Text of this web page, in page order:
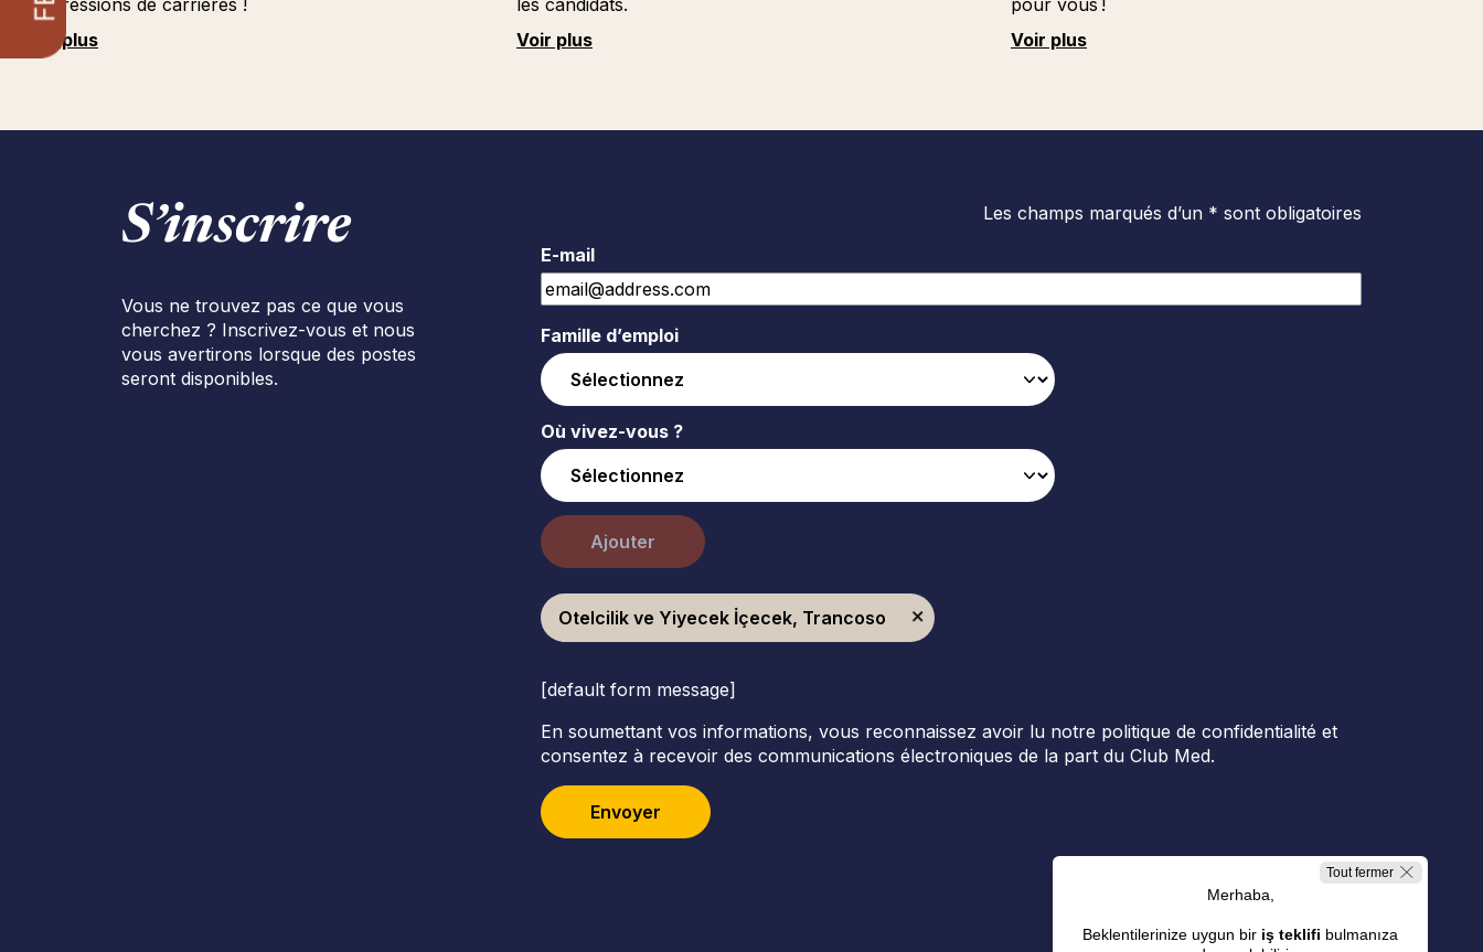
progressions de carrières !
Voir plus
les candidats.
Voir plus
pour vous !
Voir plus
S’inscrire
Vous ne trouvez pas ce que vous
cherchez ? Inscrivez-vous et nous
vous avertirons lorsque des postes
seront disponibles.
Les champs marqués d’un * sont obligatoires
E-mail
Famille d’emploi
Où vivez-vous ?
Ajouter
Otelcilik ve Yiyecek İçecek, Trancoso
[default form message]
En soumettant vos informations, vous reconnaissez avoir lu notre politique de confidentialité et
consentez à recevoir des communications électroniques de la part du Club Med.
Envoyer
Tout fermer
Merhaba,
Beklentilerinize uygun bir iş teklifi bulmanıza